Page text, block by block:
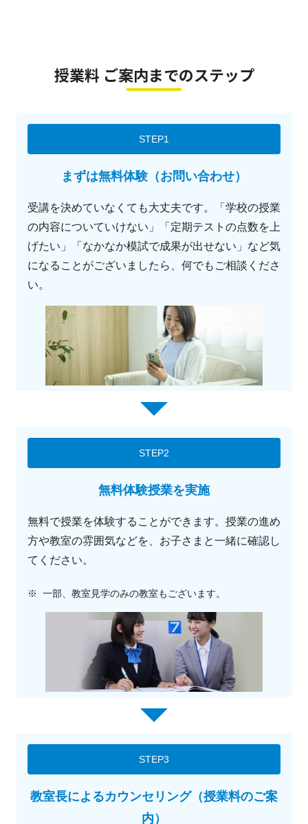
授業料 ご案内までのステップ
STEP1
まずは無料体験（お問い合わせ）
受講を決めていなくても大丈夫です。「学校の授業
の内容についていけない」「定期テストの点数を上
げたい」「なかなか模試で成果が出せない」など気
になることがございましたら、何でもご相談くださ
い。
STEP2
無料体験授業を実施
無料で授業を体験することができます。授業の進め
方や教室の雰囲気などを、お子さまと一緒に確認し
てください。
※ 一部、教室見学のみの教室もございます。
STEP3
教室長によるカウンセリング（授業料のご案
内）